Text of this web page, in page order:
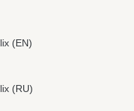
(EN)
(RU)